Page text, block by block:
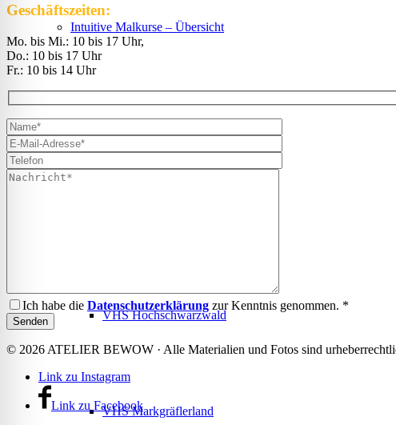
Intuitive Malkurse – Übersicht
VHS Kurse
VHS Hochschwarzwald
VHS Markgräflerland
Geschäftszeiten:
Mo. bis Mi.: 10 bis 17 Uhr,
Do.: 10 bis 17 Uhr
Fr.: 10 bis 14 Uhr
Ich habe die Datenschutzerklärung zur Kenntnis genommen. *
© 2026 ATELIER BEWOW · Alle Materialien und Fotos sind
Link zu Instagram
Link zu Facebook